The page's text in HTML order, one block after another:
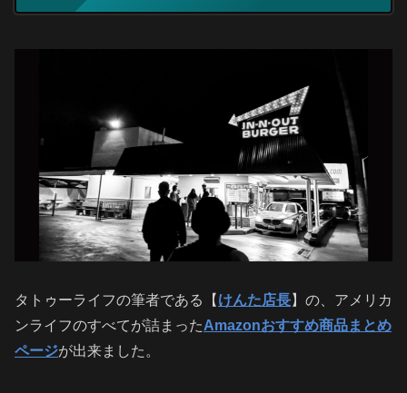
タトゥーライフの筆者である【 けんた店長】の、アメリカ
ンライフのすべてが詰まったAmazonおすすめ商品まとめ
ページが出来ました。